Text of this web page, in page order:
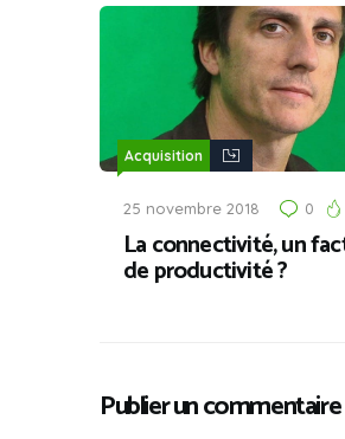
Acquisition
25 novembre 2018 0
La connectivité, un
de productivité ?
Publier un commentaire